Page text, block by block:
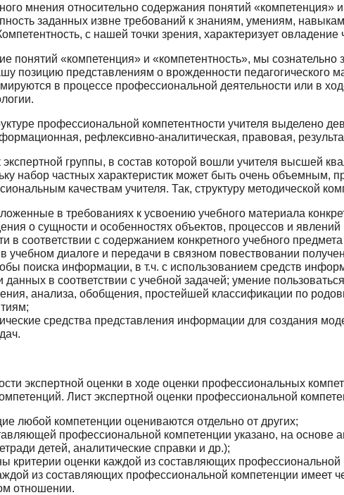
мнения относительно содержания понятий
заданных извне требований к знаниям, умениям,
с нашей точки зрения, характеризует
понятий «компетенция» и «компетентность», мы
позицию пред­ставлениям о врожденности педагогического
в процессе профессиональной деятельности или в
профессиональной компетентности учителя выделено
рефлексивно-аналитическая, правовая,
группы, в состав которой вошли учителя высшей
набор частных ха­рактеристик может быть очень объемным,
качествам учителя. Так, структуру методической
в требованиях к усвоению учебного материала
о сущности и особенностях объектов, процессов и
в соответствии с содержани­ем конкретного учебного
учебном диалоге и передачи в связном повествовании
поиска информации, в т.ч. с использованием средств
данных в соответ­ствии с учебной задачей; умение
анализа, обобщения, простейшей классификации по
средства представления информации для создания
экспертной оценки в ходе оценки профессиональных
Лист экспертной оценки профессиональной
любой компетенции оцениваются отдельно от других;
профессиональной компетенции указано, на основе
детей, аналитиче­ские справки и др.);
критерии оценки каждой из составляющих профессиональной
из составляющих профессиональной компетенции имеет
отношении.